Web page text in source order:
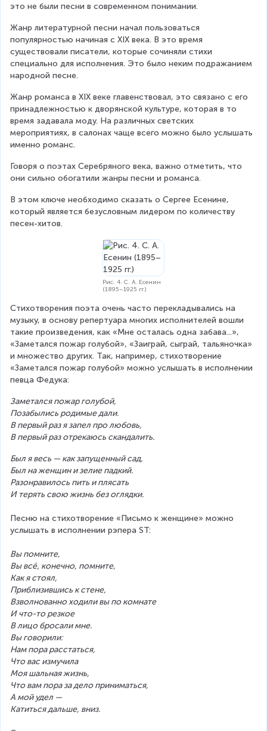
это не были песни в современном понимании.
Жанр литературной песни начал пользоваться
популярностью начиная с XIX века. В это время
существовали писатели, которые сочиняли стихи
специально для исполнения. Это было неким подражанием
народной песне.
Жанр романса в XIX веке главенствовал, это связано с его
принадлежностью к дворянской культуре, которая в то
время задавала моду. На различных светских
мероприятиях, в салонах чаще всего можно было услышать
именно романс.
Говоря о поэтах Серебряного века, важно отметить, что
они сильно обогатили жанры песни и романса.
В этом ключе необходимо сказать о Сергее Есенине,
который является безусловным лидером по количеству
песен-хитов.
Рис. 4. С. А. Есенин
(1895–1925 гг.)
Стихотворения поэта очень часто перекладывались на
музыку, в основу репертуара многих исполнителей вошли
такие произведения, как «Мне осталась одна забава...»,
«Заметался пожар голубой», «Заиграй, сыграй, тальяночка»
и множество других. Так, например, стихотворение
«Заметался пожар голубой» можно услышать в исполнении
певца Федука:
Заметался пожар голубой,
Позабылись родимые дали.
В первый раз я запел про любовь,
В первый раз отрекаюсь скандалить.
Был я весь — как запущенный сад,
Был на женщин и зелие падкий.
Разонравилось пить и плясать
И терять свою жизнь без оглядки.
Песню на стихотворение «Письмо к женщине» можно
услышать в исполнении рэпера ST:
Вы помните,
Вы всё, конечно, помните,
Как я стоял,
Приблизившись к стене,
Взволнованно ходили вы по комнате
И что-то резкое
В лицо бросали мне.
Вы говорили:
Нам пора расстаться,
Что вас измучила
Моя шальная жизнь,
Что вам пора за дело приниматься,
А мой удел —
Катиться дальше, вниз.